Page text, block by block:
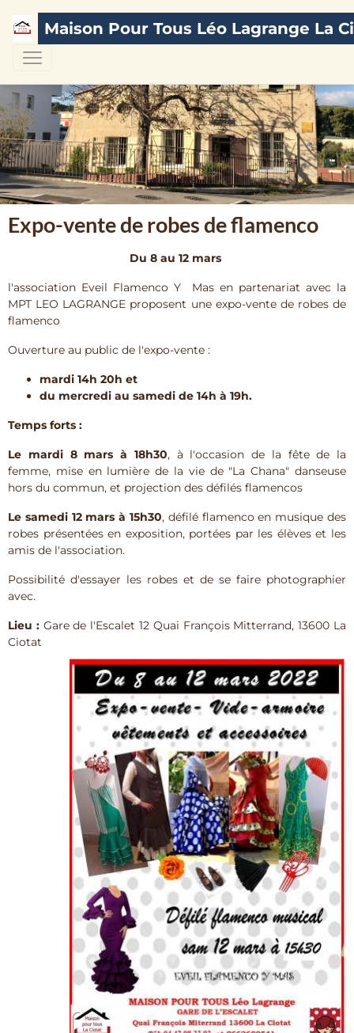
Maison Pour Tous Léo Lagrange La
Expo-vente de robes de flamenco
Du 8 au 12 mars
l'association Eveil Flamenco Y Mas en partenariat avec la
MPT LEO LAGRANGE proposent une expo-vente de robes de
flamenco
Ouverture au public de l'expo-vente :
mardi 14h 20h et
du mercredi au samedi de 14h à 19h.
Temps forts :
Le mardi 8 mars à 18h30, à l'occasion de la fête de la
femme, mise en lumière de la vie de "La Chana" danseuse
hors du commun, et projection des défilés flamencos
Le samedi 12 mars à 15h30, défilé flamenco en musique des
robes présentées en exposition, portées par les élèves et les
amis de l'association.
Possibilité d'essayer les robes et de se faire photographier
avec.
Lieu :Gare de l'Escalet 12 Quai François Mitterrand, 13600 La
Ciotat